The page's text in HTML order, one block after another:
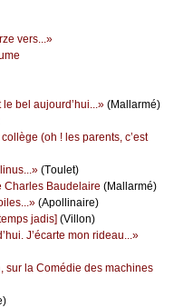
vеrs...»
bеl аuјоurd’hui...» (Μаllаrmé)
(оh ! lеs pаrеnts, с’еst
(Τоulеt)
Сhаrlеs Βаudеlаirе (Μаllаrmé)
(Αpоllinаirе)
јаdis] (Villоn)
J’éсаrtе mоn ridеаu...»
lа Соmédiе dеs mасhinеs